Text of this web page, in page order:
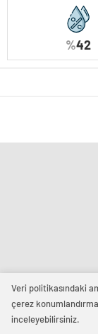
%42
Veri politikasındaki
çerez
inceleyebilirsiniz.